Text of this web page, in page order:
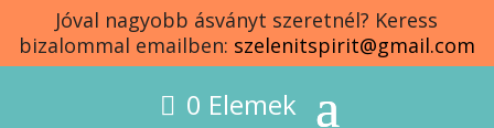
Jóval nagyobb ásványt szeretnél? Keress
bizalommal emailben: szelenitspirit@gmail.com
0 Elemek